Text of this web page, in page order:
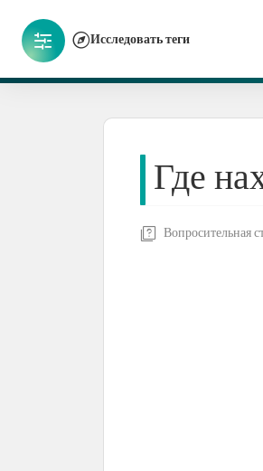
Исследовать теги
Где
Вопросительная